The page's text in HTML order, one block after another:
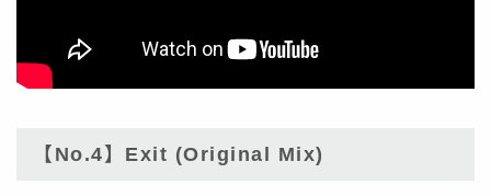
【No.4】Exit (Original Mix)